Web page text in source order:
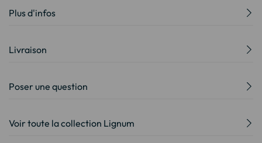
Plus d'infos
Livraison
Poser une question
Voir toute la collection Lignum